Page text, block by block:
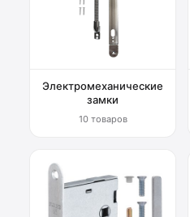
Электромеханические
замки
10 товаров